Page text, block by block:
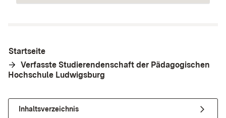
Startseite
Verfasste Studierendenschaft der Pädagogischen
Hochschule Ludwigsburg
Inhaltsverzeichnis